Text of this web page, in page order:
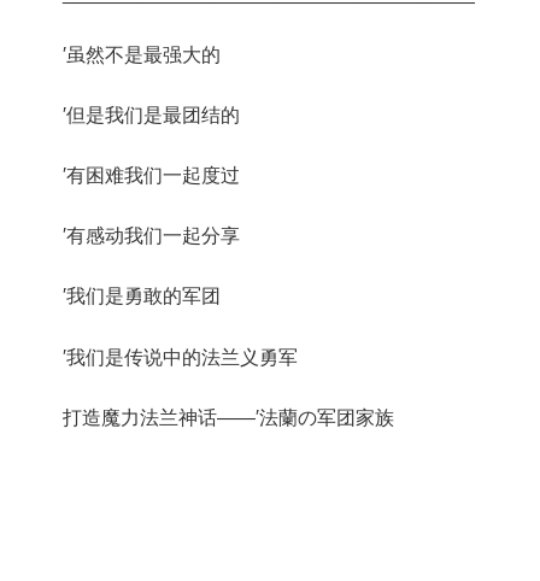
′虽然不是最强大的
′但是我们是最团结的
′有困难我们一起度过
′有感动我们一起分享
′我们是勇敢的军团
′我们是传说中的法兰义勇军
打造魔力法兰神话——′法蘭の军团家族